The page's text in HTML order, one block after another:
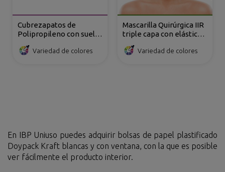
Cubrezapatos de
Polipropileno con suela
Variedad de colores
Mascarilla Quirúrgica IIR
triple capa con elásticos
Polipropileno
Variedad de colores
En IBP Uniuso puedes adquirir bolsas de papel plastificado
Doypack Kraft blancas y con ventana, con la que es posible
ver fácilmente el producto interior.